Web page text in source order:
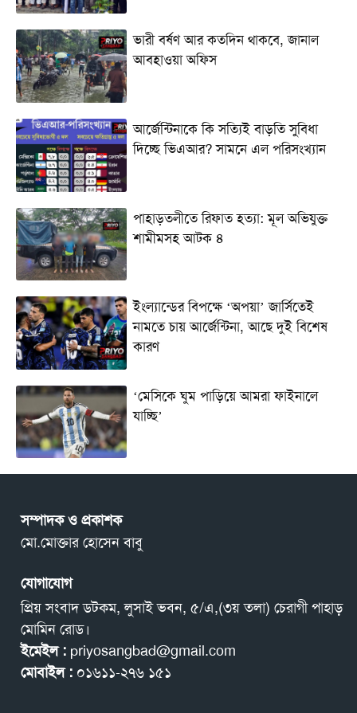
ভারী বর্ষণ আর কতদিন থাকবে, জানাল
আবহাওয়া অফিস
আর্জেন্টিনাকে কি সত্যিই বাড়তি সুবিধা
দিচ্ছে ভিএআর? সামনে এল পরিসংখ্যান
পাহাড়তলীতে রিফাত হত্যা: মূল অভিযুক্ত
শামীমসহ আটক ৪
ইংল্যান্ডের বিপক্ষে ‘অপয়া’ জার্সিতেই
নামতে চায় আর্জেন্টিনা, আছে দুই বিশেষ
কারণ
‘মেসিকে ঘুম পাড়িয়ে আমরা ফাইনালে
যাচ্ছি’
সম্পাদক ও প্রকাশক
মো.মোক্তার হোসেন বাবু
যোগাযোগ
প্রিয় সংবাদ ডটকম, লুসাই ভবন, ৫/এ,(৩য় তলা) চেরাগী পাহাড়
মোমিন রোড।
ইমেইল : priyosangbad@gmail.com
মোবাইল : ০১৬১১-২৭৬ ১৫১